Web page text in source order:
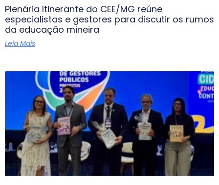
Plenária Itinerante do CEE/MG reúne
especialistas e gestores para discutir os rumos
da educação mineira
Leia Mais